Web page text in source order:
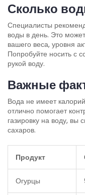
Сколько
Специалисты
воды в день. Это
вашего веса, уровня
Попробуйте носить с
рукой воду.
Важные
Вода не имеет
отлично помогает
газировку на воду, вы
сахаров.
Продукт
Огурцы